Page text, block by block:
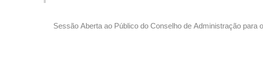
Sessão Aberta ao Público do Conselho de Administração